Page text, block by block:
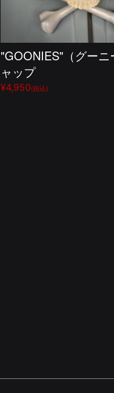
"GOONIES"（グーニ
ャップ
¥4,950(税込)